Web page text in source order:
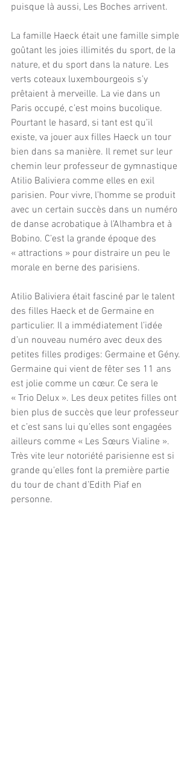
puisque là aussi, Les Boches arrivent.
La famille Haeck était une famille simple
goûtant les joies illimités du sport, de la
nature, et du sport dans la nature. Les
verts coteaux luxembourgeois s’y
prêtaient à merveille. La vie dans un
Paris occupé, c’est moins bucolique.
Pourtant le hasard, si tant est qu’il
existe, va jouer aux filles Haeck un tour
bien dans sa manière. Il remet sur leur
chemin leur professeur de gymnastique
Atilio Baliviera comme elles en exil
parisien. Pour vivre, l’homme se produit
avec un certain succès dans un numéro
de danse acrobatique à l’Alhambra et à
Bobino. C’est la grande époque des
« attractions » pour distraire un peu le
morale en berne des parisiens.
Atilio Baliviera était fasciné par le talent
des filles Haeck et de Germaine en
particulier. Il a immédiatement l’idée
d’un nouveau numéro avec deux des
petites filles prodiges: Germaine et Gény.
Germaine qui vient de fêter ses 11 ans
est jolie comme un cœur. Ce sera le
« Trio Delux ». Les deux petites filles ont
bien plus de succès que leur professeur
et c’est sans lui qu’elles sont engagées
ailleurs comme « Les Sœurs Vialine ».
Très vite leur notoriété parisienne est si
grande qu’elles font la première partie
du tour de chant d’Edith Piaf en
personne.